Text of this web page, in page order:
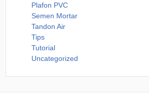
Plafon PVC
Semen Mortar
Tandon Air
Tips
Tutorial
Uncategorized